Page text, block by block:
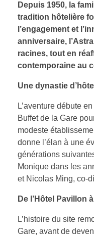
Depuis 1950, la
tradition hôtelière
l’engagement et
anniversaire,
racines, tout en
contemporaine au
Une dynastie
L’aventure débute
Buffet de la Gare
modeste
donne l’élan à une
générations
Monique dans les
et Nicolas Ming, co-
De l’Hôtel Pavillon
L’histoire du site
Gare, avant de